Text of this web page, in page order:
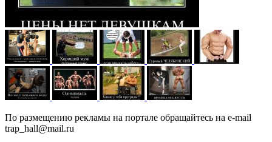
По размещению рекламы на портале обращайтесь на e-mail
trap_hall@mail.ru